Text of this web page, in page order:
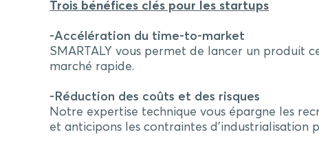
Trois bénéfices clés pour les startups
-Accélération du time-to-market
SMARTALY vous permet de lancer un produit
marché rapide.
-Réduction des coûts et des risques
Notre expertise technique vous épargne les
et anticipons les contraintes d’industrialisation